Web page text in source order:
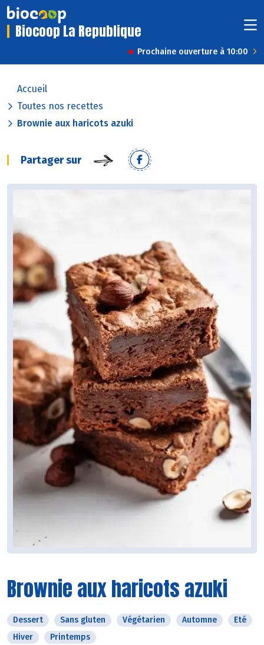
Biocoop La Republique
Prochaine ouverture à 10:00
Accueil
Toutes nos recettes
Brownie aux haricots azuki
Partager sur
Brownie aux haricots azuki
Dessert Sans gluten Végétarien Automne
Eté
Hiver
Printemps